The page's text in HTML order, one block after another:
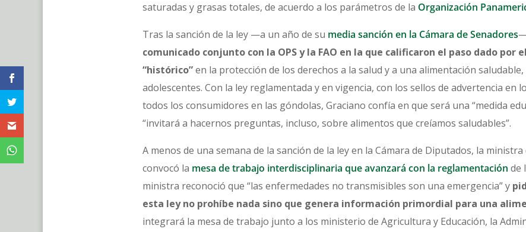
saturadas y grasas totales, de acuerdo a los parámetros de la Organización
Tras la sanción de la ley —a un año de su media sanción en la Cámara de Senadores
comunicado conjunto con la OPS y la FAO en la que calificaron el paso dado por
“histórico”en la protección de los derechos a la salud y a una alimentación
adolescentes. Con la ley reglamentada y en vigencia, con los sellos de advertencia en
todos los consumidores en las góndolas, Graciano confía en que será una “medida
“invitará a hacernos preguntas, incluso, sobre alimentos que creíamos saludables”.
A menos de una semana de la sanción de la ley en la Cámara de Diputados, la ministra
convocó la mesa de trabajo interdisciplinaria que avanzará con la reglamentación de
ministra reconoció que “las enfermedades no transmisibles son una emergencia” y
esta ley no prohíbe nada sino que genera información primordial para una
integrará la mesa de trabajo junto a los ministerio de Agricultura y Educación, la